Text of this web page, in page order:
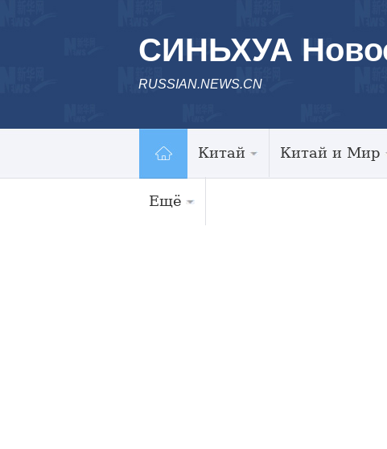
СИНЬХУА
RUSSIAN.NEWS.CN
Китай Китай и Мир
Ещё